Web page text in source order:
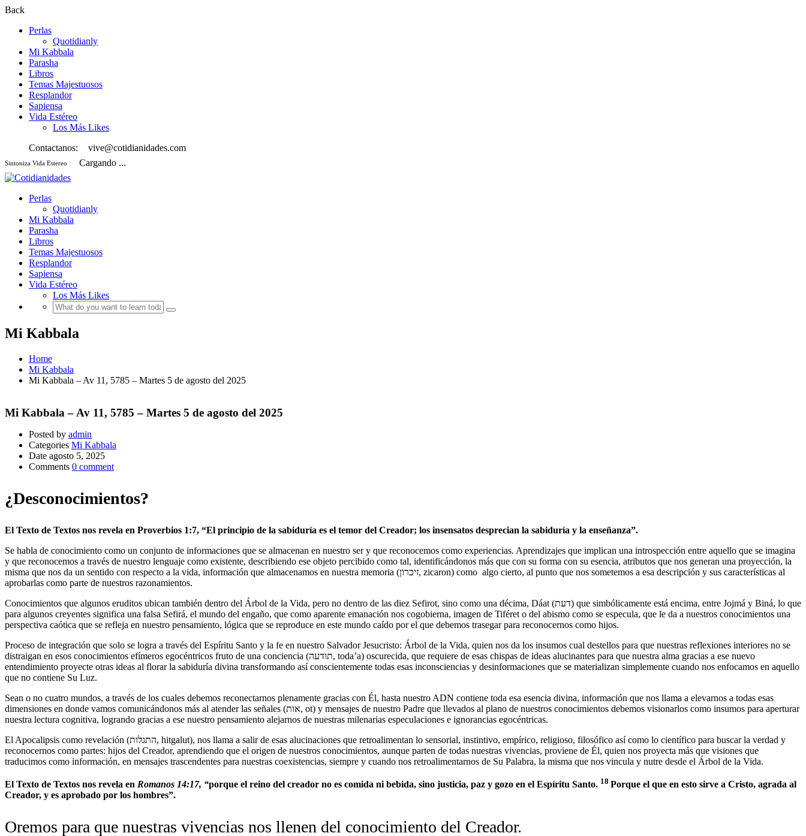
Back
Perlas
Quotidianly
Mi Kabbala
Parasha
Libros
Temas Majestuosos
Resplandor
Sapiensa
Vida Estéreo
Los Más Likes
Contactanos:
vive@cotidianidades.com
Sintoniza Vida Estereo Cargando ...
Perlas
Quotidianly
Mi Kabbala
Parasha
Libros
Temas Majestuosos
Resplandor
Sapiensa
Vida Estéreo
Los Más Likes
Mi Kabbala
Home
Mi Kabbala
Mi Kabbala – Av 11, 5785 – Martes 5 de agosto del 2025
Mi Kabbala – Av 11, 5785 – Martes 5 de agosto del 2025
Posted by admin
Categories Mi Kabbala
Date agosto 5, 2025
Comments 0 comment
¿Desconocimientos?
El Texto de Textos nos revela en Proverbios 1:7, “El principio de la sabiduría es el temor del Creador; los insensatos desprecian la sabiduría y la enseñanza”.
Se habla de conocimiento como un conjunto de informaciones que se almacenan en nuestro ser y que reconocemos como experiencias. Aprendizajes que implican una introspección entre aquello que se imagina
y que reconocemos a través de nuestro lenguaje como existente, describiendo ese objeto percibido como tal, identificándonos más que con su forma con su esencia, atributos que nos generan una proyección, la
misma que nos da un sentido con respecto a la vida, información que almacenamos en nuestra memoria (זיכרון, zicaron) como algo cierto, al punto que nos sometemos a esa descripción y sus características al
aprobarlas como parte de nuestros razonamientos.
Conocimientos que algunos eruditos ubican también dentro del Árbol de la Vida, pero no dentro de las diez Sefirot, sino como una décima, Dáat (דעת) que simbólicamente está encima, entre Jojmá y Biná, lo que
para algunos creyentes significa una falsa Sefirá, el mundo del engaño, que como aparente emanación nos cogobierna, imagen de Tiféret o del abismo como se especula, que le da a nuestros conocimientos una
perspectiva caótica que se refleja en nuestro pensamiento, lógica que se reproduce en este mundo caído por el que debemos trasegar para reconocernos como hijos.
Proceso de integración que solo se logra a través del Espíritu Santo y la fe en nuestro Salvador Jesucristo: Árbol de la Vida, quien nos da los insumos cual destellos para que nuestras reflexiones interiores no se
distraigan en esos conocimientos efímeros egocéntricos fruto de una conciencia (תודעה, toda’a) oscurecida, que requiere de esas chispas de ideas alucinantes para que nuestra alma gracias a ese nuevo
entendimiento proyecte otras ideas al florar la sabiduría divina transformando así conscientemente todas esas inconsciencias y desinformaciones que se materializan simplemente cuando nos enfocamos en aquello
que no contiene Su Luz.
Sean o no cuatro mundos, a través de los cuales debemos reconectarnos plenamente gracias con Él, hasta nuestro ADN contiene toda esa esencia divina, información que nos llama a elevarnos a todas esas
dimensiones en donde vamos comunicándonos más al atender las señales (אות, ot) y mensajes de nuestro Padre que llevados al plano de nuestros conocimientos debemos visionarlos como insumos para aperturar
nuestra lectura cognitiva, logrando gracias a ese nuestro pensamiento alejarnos de nuestras milenarias especulaciones e ignorancias egocéntricas.
El Apocalipsis como revelación (התגלות, hitgalut), nos llama a salir de esas alucinaciones que retroalimentan lo sensorial, instintivo, empírico, religioso, filosófico así como lo científico para buscar la verdad y
reconocernos como partes: hijos del Creador, aprendiendo que el origen de nuestros conocimientos, aunque parten de todas nuestras vivencias, proviene de Él, quien nos proyecta más que visiones que
traducimos como información, en mensajes trascendentes para nuestras coexistencias, siempre y cuando nos retroalimentarnos de Su Palabra, la misma que nos vincula y nutre desde el Árbol de la Vida.
El Texto de Textos nos revela en Romanos 14:17, “porque el reino del creador no es comida ni bebida, sino justicia, paz y gozo en el Espíritu Santo. 18 Porque el que en esto sirve a Cristo, agrada al
Creador, y es aprobado por los hombres”.
Oremos para que nuestras vivencias nos llenen del conocimiento del Creador.